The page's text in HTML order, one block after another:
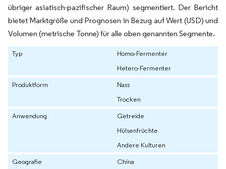
übriger asiatisch-pazifischer Raum) segmentiert. Der Bericht
bietet Marktgröße und Prognosen in Bezug auf Wert (USD) und
Volumen (metrische Tonne) für alle oben genannten Segmente.
Typ
Homo-Fermenter
Hetero-Fermenter
Produktform
Nass
Trocken
Anwendung
Getreide
Hülsenfrüchte
Andere Kulturen
Geografie
China